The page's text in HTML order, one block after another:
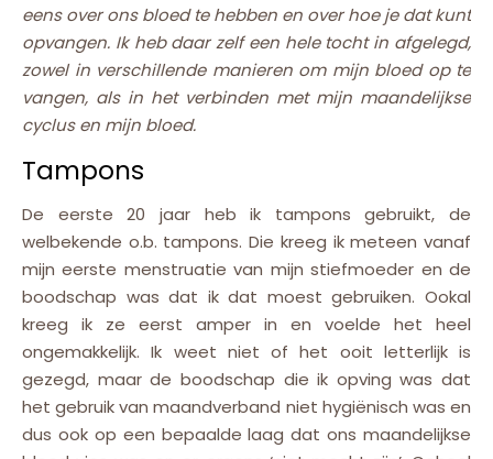
eens over ons bloed te hebben en over hoe je dat kunt
opvangen. Ik heb daar zelf een hele tocht in afgelegd,
zowel in verschillende manieren om mijn bloed op te
vangen, als in het verbinden met mijn maandelijkse
cyclus en mijn bloed.
Tampons
De eerste 20 jaar heb ik tampons gebruikt, de
welbekende o.b. tampons. Die kreeg ik meteen vanaf
mijn eerste menstruatie van mijn stiefmoeder en de
boodschap was dat ik dat moest gebruiken. Ookal
kreeg ik ze eerst amper in en voelde het heel
ongemakkelijk. Ik weet niet of het ooit letterlijk is
gezegd, maar de boodschap die ik opving was dat
het gebruik vanmaandverband niet hygiënisch was en
dus ook op een bepaalde laag dat ons maandelijkse